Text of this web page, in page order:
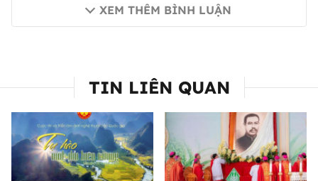
XEM THÊM BÌNH LUẬN
TIN LIÊN QUAN